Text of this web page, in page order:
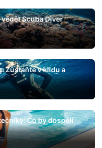
Scuba Diver
Zůstaňte v klidu a
Co by dospělí